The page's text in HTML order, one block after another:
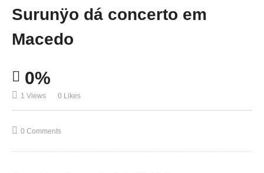
Surunÿo dá concerto em
Macedo
0%
1 Views 0 Likes
0 Comments